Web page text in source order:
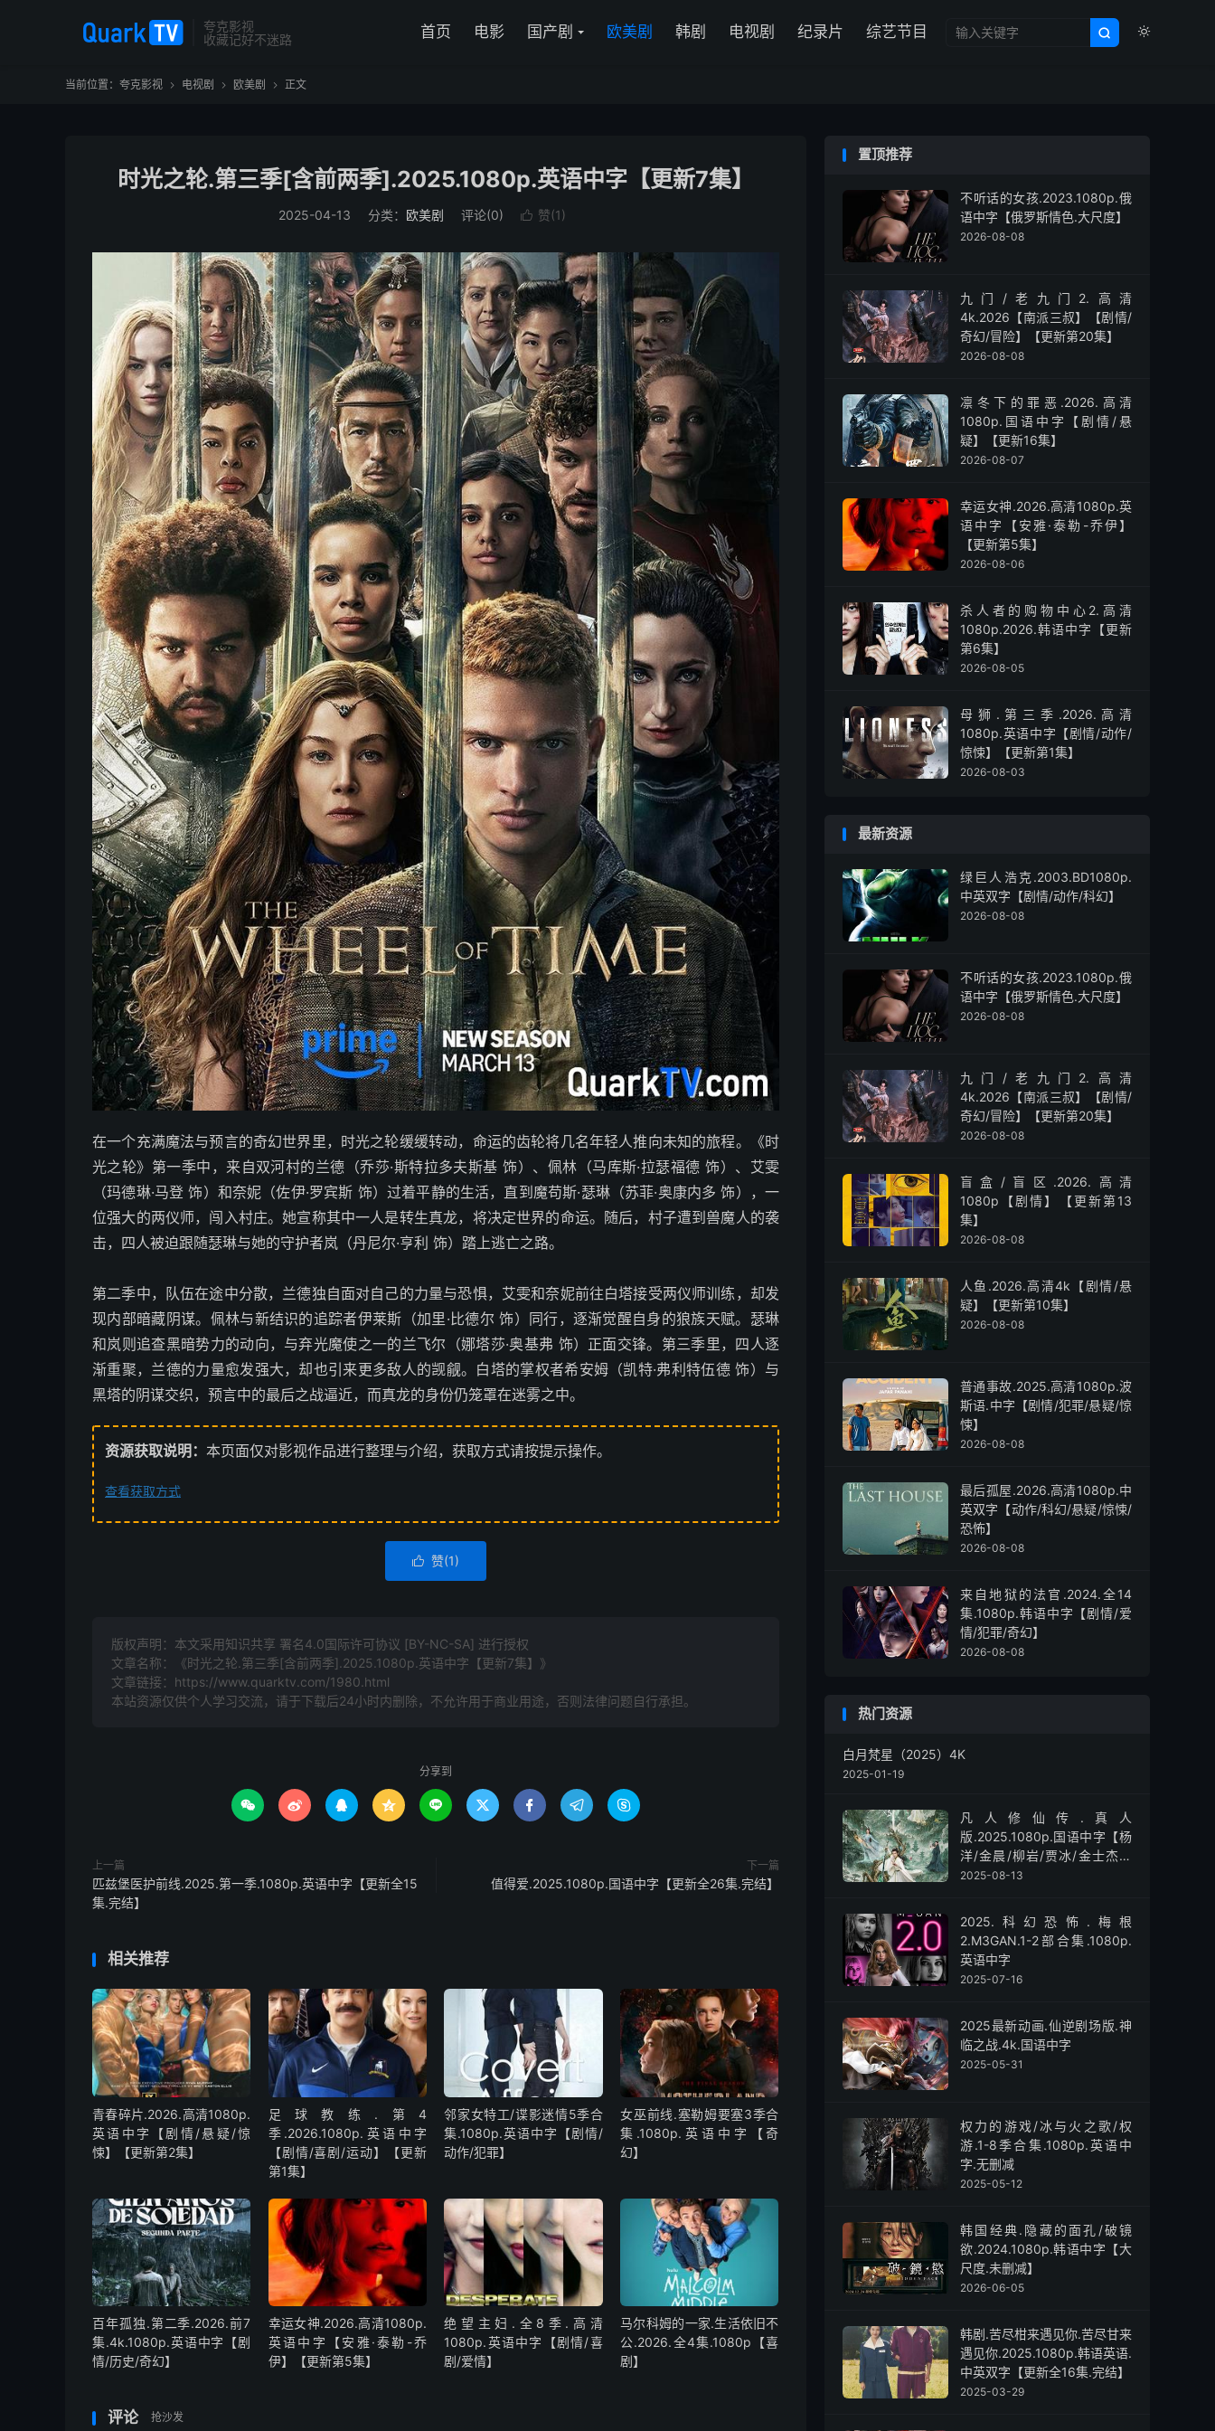
夸克影视
收藏记好不迷路


首页 电影 国产剧 欧美剧 韩剧 电视剧 纪录片 综艺节目
当前位置： 夸克影视  电视剧  欧美剧  正文
时光之轮.第三季[含前两季].2025.1080p.英语中字【更新7集】
2025-04-13 分类： 欧美剧 评论(0)  赞(1)
在一个充满魔法与预言的奇幻世界里，时光之轮缓缓转动，命运的齿轮将几名年轻人推向未知的旅程。《时
光之轮》第一季中，来自双河村的兰德（乔莎·斯特拉多夫斯基 饰）、佩林（马库斯·拉瑟福德 饰）、艾雯
（玛德琳·马登 饰）和奈妮（佐伊·罗宾斯 饰）过着平静的生活，直到魔苟斯·瑟琳（苏菲·奥康内多 饰），一
位强大的两仪师，闯入村庄。她宣称其中一人是转生真龙，将决定世界的命运。随后，村子遭到兽魔人的袭
击，四人被迫跟随瑟琳与她的守护者岚（丹尼尔·亨利 饰）踏上逃亡之路。
第二季中，队伍在途中分散，兰德独自面对自己的力量与恐惧，艾雯和奈妮前往白塔接受两仪师训练，却发
现内部暗藏阴谋。佩林与新结识的追踪者伊莱斯（加里·比德尔 饰）同行，逐渐觉醒自身的狼族天赋。瑟琳
和岚则追查黑暗势力的动向，与弃光魔使之一的兰飞尔（娜塔莎·奥基弗 饰）正面交锋。第三季里，四人逐
渐重聚，兰德的力量愈发强大，却也引来更多敌人的觊觎。白塔的掌权者希安姆（凯特·弗利特伍德 饰）与
黑塔的阴谋交织，预言中的最后之战逼近，而真龙的身份仍笼罩在迷雾之中。
资源获取说明： 本页面仅对影视作品进行整理与介绍，获取方式请按提示操作。
查看获取方式
 赞(1)
版权声明：本文采用知识共享 署名4.0国际许可协议 [BY-NC-SA] 进行授权
文章名称：《时光之轮.第三季[含前两季].2025.1080p.英语中字【更新7集】》
文章链接： https://www.quarktv.com/1980.html
本站资源仅供个人学习交流，请于下载后24小时内删除，不允许用于商业用途，否则法律问题自行承担。
分享到
        
上一篇
匹兹堡医护前线.2025.第一季.1080p.英语中字【更新全15
集.完结】
下一篇
值得爱.2025.1080p.国语中字【更新全26集.完结】
相关推荐
青春碎片.2026.高清1080p.
英语中字【剧情/悬疑/惊
悚】【更新第2集】
足球教练.第4
季.2026.1080p.英语中字
【剧情/喜剧/运动】【更新
第1集】
邻家女特工/谍影迷情5季合
集.1080p.英语中字【剧情/
动作/犯罪】
女巫前线.塞勒姆要塞3季合
集.1080p.英语中字【奇
幻】
百年孤独.第二季.2026.前7
集.4k.1080p.英语中字【剧
情/历史/奇幻】
幸运女神.2026.高清1080p.
英语中字【安雅·泰勒-乔
伊】【更新第5集】
绝望主妇.全8季.高清
1080p.英语中字【剧情/喜
剧/爱情】
马尔科姆的一家.生活依旧不
公.2026.全4集.1080p【喜
剧】
评论 抢沙发
置顶推荐
不听话的女孩.2023.1080p.俄
语中字【俄罗斯情色.大尺度】
2026-08-08
九门/老九门2.高清
4k.2026【南派三叔】【剧情/
奇幻/冒险】【更新第20集】
2026-08-08
凛冬下的罪恶.2026.高清
1080p.国语中字【剧情/悬
疑】【更新16集】
2026-08-07
幸运女神.2026.高清1080p.英
语中字【安雅·泰勒-乔伊】
【更新第5集】
2026-08-06
杀人者的购物中心2.高清
1080p.2026.韩语中字【更新
第6集】
2026-08-05
母狮.第三季.2026.高清
1080p.英语中字【剧情/动作/
惊悚】【更新第1集】
2026-08-03
最新资源
绿巨人浩克.2003.BD1080p.
中英双字【剧情/动作/科幻】
2026-08-08
不听话的女孩.2023.1080p.俄
语中字【俄罗斯情色.大尺度】
2026-08-08
九门/老九门2.高清
4k.2026【南派三叔】【剧情/
奇幻/冒险】【更新第20集】
2026-08-08
盲盒/盲区.2026.高清
1080p【剧情】【更新第13
集】
2026-08-08
人鱼.2026.高清4k【剧情/悬
疑】【更新第10集】
2026-08-08
普通事故.2025.高清1080p.波
斯语.中字【剧情/犯罪/悬疑/惊
悚】
2026-08-08
最后孤屋.2026.高清1080p.中
英双字【动作/科幻/悬疑/惊悚/
恐怖】
2026-08-08
来自地狱的法官.2024.全14
集.1080p.韩语中字【剧情/爱
情/犯罪/奇幻】
2026-08-08
热门资源
白月梵星（2025）4K
2025-01-19
凡人修仙传.真人
版.2025.1080p.国语中字【杨
洋/金晨/柳岩/贾冰/金士杰】
【全30集】
2025-08-13
2025.科幻恐怖.梅根
2.M3GAN.1-2部合集.1080p.
英语中字
2025-07-16
2025最新动画.仙逆剧场版.神
临之战.4k.国语中字
2025-05-31
权力的游戏/冰与火之歌/权
游.1-8季合集.1080p.英语中
字.无删减
2025-05-12
韩国经典.隐藏的面孔/破镜
欲.2024.1080p.韩语中字【大
尺度.未删减】
2026-06-05
韩剧.苦尽柑来遇见你.苦尽甘来
遇见你.2025.1080p.韩语英语.
中英双字【更新全16集.完结】
2025-03-29